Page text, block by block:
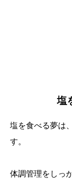
塩
塩を食べる夢は
す。
体調管理をしっ